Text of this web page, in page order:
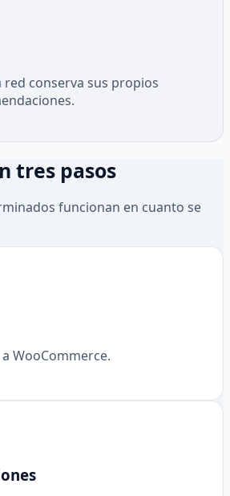
red conserva sus propios
tres pasos
funcionan en cuanto se
WooCommerce.